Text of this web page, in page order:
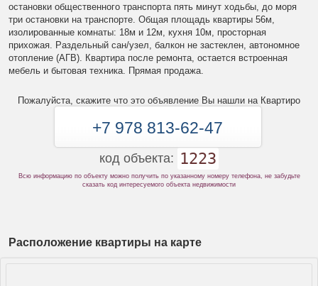
остановки общественного транспорта пять минут ходьбы, до моря
три остановки на транспорте. Общая площадь квартиры 56м,
изолированные комнаты: 18м и 12м, кухня 10м, просторная
прихожая. Раздельный сан/узел, балкон не застеклен, автономное
отопление (АГВ). Квартира после ремонта, остается встроенная
мебель и бытовая техника. Прямая продажа.
Пожалуйста, скажите что это объявление Вы нашли на Квартиро
+7 978 813-62-47
код объекта: 1223
Всю информацию по объекту можно получить по указанному номеру телефона, не забудьте
сказать код интересуемого объекта недвижимости
Расположение квартиры на карте